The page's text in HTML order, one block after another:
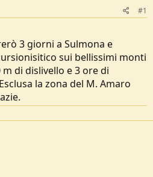
#1
3 giorni a Sulmona e
sui bellissimi monti
di dislivello e 3 ore di
la zona del M. Amaro